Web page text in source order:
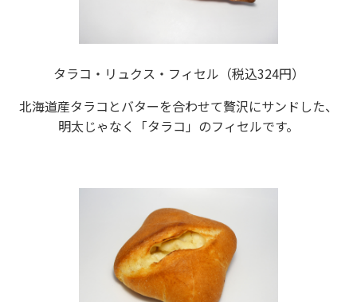
タラコ・リュクス・フィセル（税込324円）
北海道産タラコとバターを合わせて贅沢にサンドした、
明太じゃなく「タラコ」のフィセルです。